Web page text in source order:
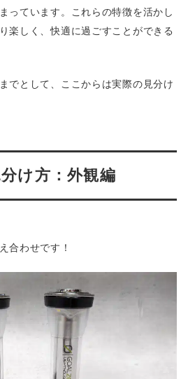
っています。これらの特徴を活かし
楽しく、快適に過ごすことができる
でとして、ここからは実際の見分け
け方：外観編
合わせです！